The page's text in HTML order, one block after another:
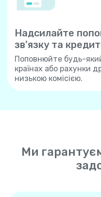
Надсилайте
зв'язку та
Поповнюйте будь-
країнах або рахунки
низькою комісією.
Ми